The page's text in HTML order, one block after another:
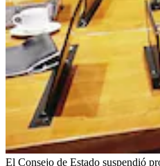
El Consejo de Estado suspendió